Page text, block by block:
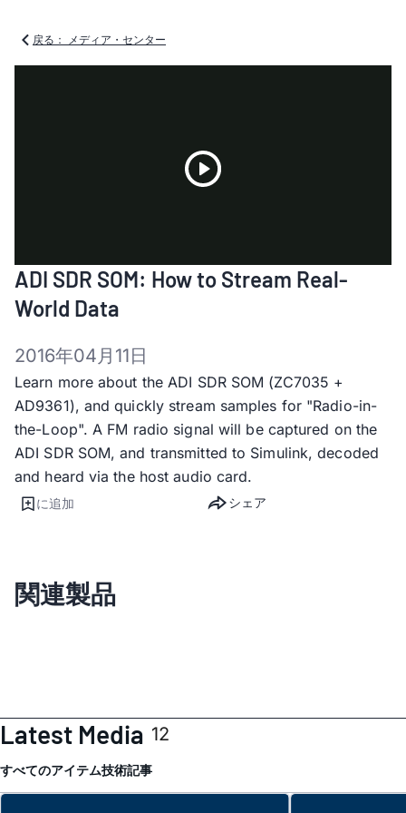
戻る： メディア・センター
Video
ADI SDR SOM: How to Stream Real-
World Data
2016年04月11日
Learn more about the ADI SDR SOM (ZC7035 +
AD9361), and quickly stream samples for "Radio-in-
the-Loop". A FM radio signal will be captured on the
ADI SDR SOM, and transmitted to Simulink, decoded
and heard via the host audio card.
に追加 シェア
関連製品
Latest Media 12
すべてのアイテム技術記事